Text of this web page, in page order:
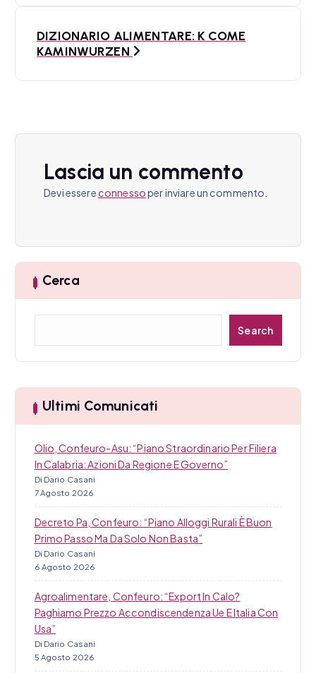
i
a
o
l
DIZIONARIO ALIMENTARE: K COME
KAMINWURZEN
Lascia un commento
Devi essereconnessoper inviare un commento.
Cerca
a
Search
Ultimi Comunicati
Olio, Confeuro-Asu: “Piano Straordinario Per Filiera
In Calabria: Azioni Da Regione E Governo”
Di Dario Casani
7 Agosto 2026
Decreto Pa, Confeuro: “Piano Alloggi Rurali È Buon
Primo Passo Ma Da Solo Non Basta”
Di Dario Casani
6 Agosto 2026
Agroalimentare, Confeuro: “Export In Calo?
Paghiamo Prezzo Accondiscendenza Ue E Italia Con
Usa”
Di Dario Casani
5 Agosto 2026